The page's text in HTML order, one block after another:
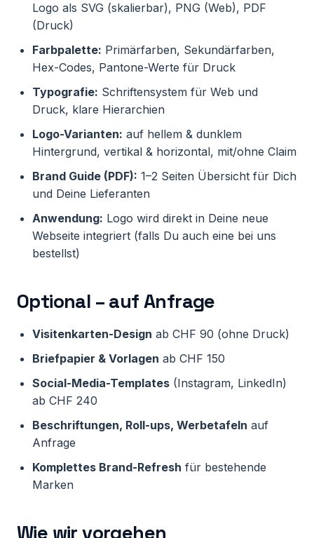
Logo als SVG (skalierbar), PNG (Web), PDF
(Druck)
Farbpalette: Primärfarben, Sekundärfarben,
Hex-Codes, Pantone-Werte für Druck
Typografie: Schriftensystem für Web und
Druck, klare Hierarchien
Logo-Varianten: auf hellem & dunklem
Hintergrund, vertikal & horizontal, mit/ohne Claim
Brand Guide (PDF): 1–2 Seiten Übersicht für Dich
und Deine Lieferanten
Anwendung: Logo wird direkt in Deine neue
Webseite integriert (falls Du auch eine bei uns
bestellst)
Optional – auf Anfrage
Visitenkarten-Design ab CHF 90 (ohne Druck)
Briefpapier & Vorlagen ab CHF 150
Social-Media-Templates (Instagram, LinkedIn)
ab CHF 240
Beschriftungen, Roll-ups, Werbetafeln auf
Anfrage
Komplettes Brand-Refresh für bestehende
Marken
Wie wir vorgehen